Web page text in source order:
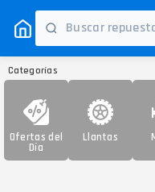
Categorías
Ofertas del
Día
Llantas